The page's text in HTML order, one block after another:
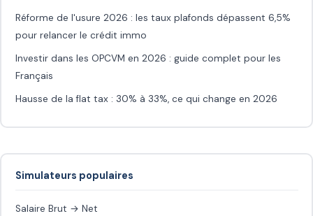
Réforme de l'usure 2026 : les taux plafonds dépassent 6,5%
pour relancer le crédit immo
Investir dans les OPCVM en 2026 : guide complet pour les
Français
Hausse de la flat tax : 30% à 33%, ce qui change en 2026
Simulateurs populaires
Salaire Brut → Net